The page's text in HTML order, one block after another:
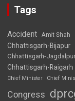
Tags
Accident Amit Shah
Chhattisgarh-Bijapur
Chhattisgarh-Jagdalpur
Chhattisgarh-Raigarh
Chief Minister
Chief
Congress